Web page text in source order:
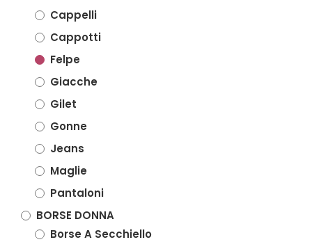
Cappelli
Cappotti
Felpe
Giacche
Gilet
Gonne
Jeans
Maglie
Pantaloni
BORSE DONNA
Borse A Secchiello